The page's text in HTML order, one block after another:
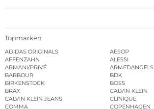
Topmarken
ADIDAS ORIGINALS
AESOP
AFFENZAHN
ALESSI
ARMANI/PRIVÉ
ARMEDANGELS
BARBOUR
BDK
BIRKENSTOCK
BOSS
BRAX
CALVIN KLEIN
CALVIN KLEIN JEANS
CLINIQUE
COMMA
COPENHAGEN